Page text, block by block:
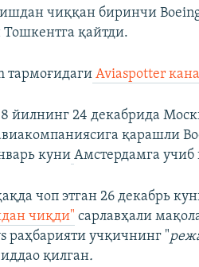
чиққан биринчи
қайтди.
тармоғидаги Aviaspotter
йилнинг 24 декабрида
қарашли
куни Амстердамга учиб
чоп этган 26 декабрь
чиқди" сарлавҳали
раҳбарияти учқичнинг "
қилган.